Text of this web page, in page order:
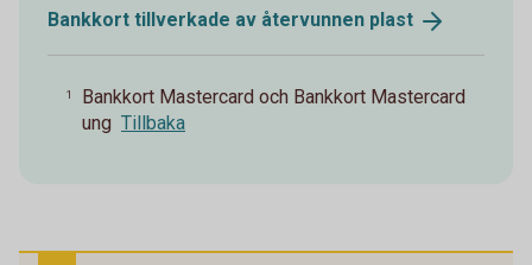
Bankkort tillverkade av återvunnen plast
1
Bankkort Mastercard och Bankkort Mastercard
ung Tillbaka